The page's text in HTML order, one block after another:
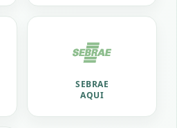
SEBRAE
AQUI